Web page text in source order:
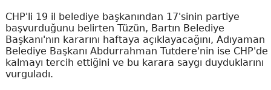
CHP'li 19 il belediye başkanından 17'sinin partiye
başvurduğunu belirten Tüzün, Bartın Belediye
Başkanı'nın kararını haftaya açıklayacağını, Adıyaman
Belediye Başkanı Abdurrahman Tutdere'nin ise CHP'de
kalmayı tercih ettiğini ve bu karara saygı duyduklarını
vurguladı.